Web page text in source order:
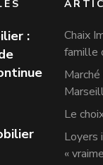
:
Chaix
famille
Le
Loyers
«